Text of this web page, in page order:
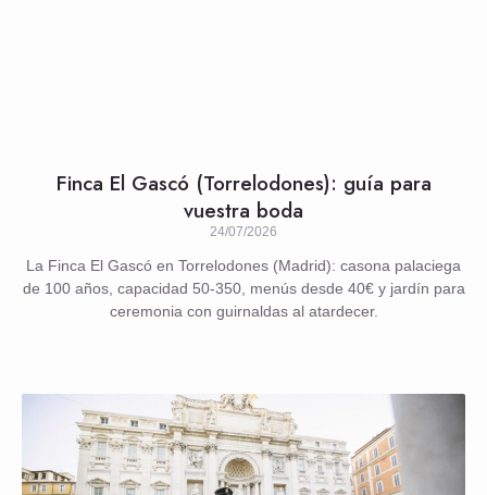
Finca El Gascó (Torrelodones): guía para
vuestra boda
24/07/2026
La Finca El Gascó en Torrelodones (Madrid): casona palaciega
de 100 años, capacidad 50-350, menús desde 40€ y jardín para
ceremonia con guirnaldas al atardecer.